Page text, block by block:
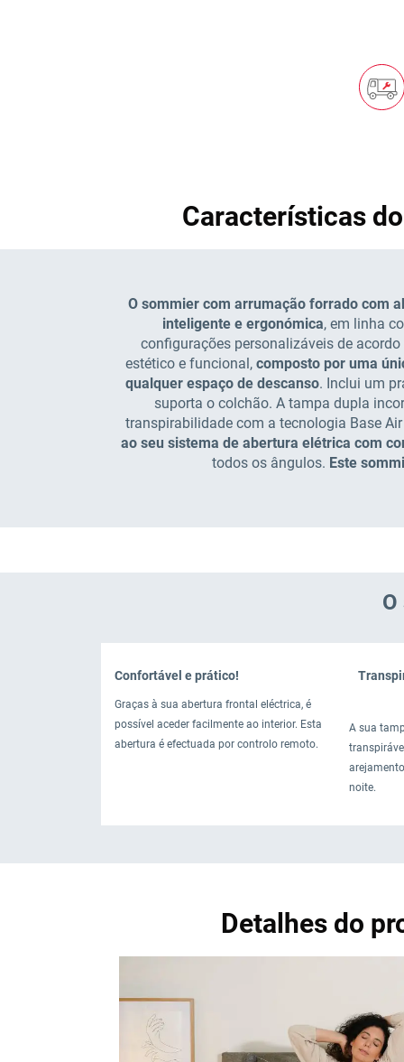
Características
O sommier com arrumação forrado com
inteligente e ergonómica, em linha
configurações personalizáveis de
estético e funcional, composto por uma
qualquer espaço de descanso. Inclui um
suporta o colchão. A tampa dupla
transpirabilidade com a tecnologia Base
ao seu sistema de abertura elétrica com
todos os ângulos. Este
Confortável e prático!
Graças à sua abertura frontal eléctrica, é
possível aceder facilmente ao interior. Esta
abertura é efectuada por controlo remoto.
A sua
noite.
Detalhes do